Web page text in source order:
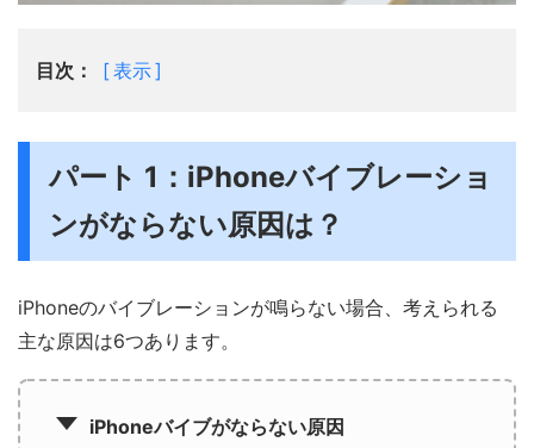
目次： 表示
パート 1：iPhoneバイブレーショ
ンがならない原因は？
iPhoneのバイブレーションが鳴らない場合、考えられる
主な原因は6つあります。
iPhoneバイブがならない原因